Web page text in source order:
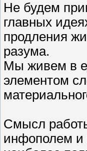
Не будем
главных
продления
разума.
Мы живем в
элементом
Смысл
инфополем и